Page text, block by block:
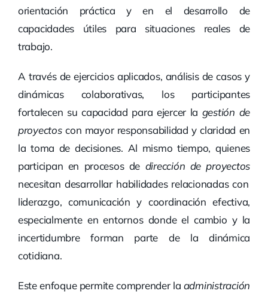
orientación práctica y en el desarrollo de
capacidades útiles para situaciones reales de
trabajo.
A través de ejercicios aplicados, análisis de casos y
dinámicas colaborativas, los participantes
fortalecen su capacidad para ejercer la gestión de
proyectoscon mayor responsabilidad y claridad en
la toma de decisiones. Al mismo tiempo, quienes
participan en procesos de dirección de proyectos
necesitan desarrollar habilidades relacionadas con
liderazgo, comunicación y coordinación efectiva,
especialmente en entornos donde el cambio y la
incertidumbre forman parte de la dinámica
cotidiana.
Este enfoque permite comprender la administración